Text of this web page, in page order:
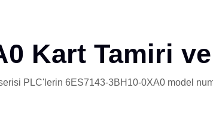
Kart Tamiri ve
PLC'lerin 6ES7143-3BH10-0XA0 model